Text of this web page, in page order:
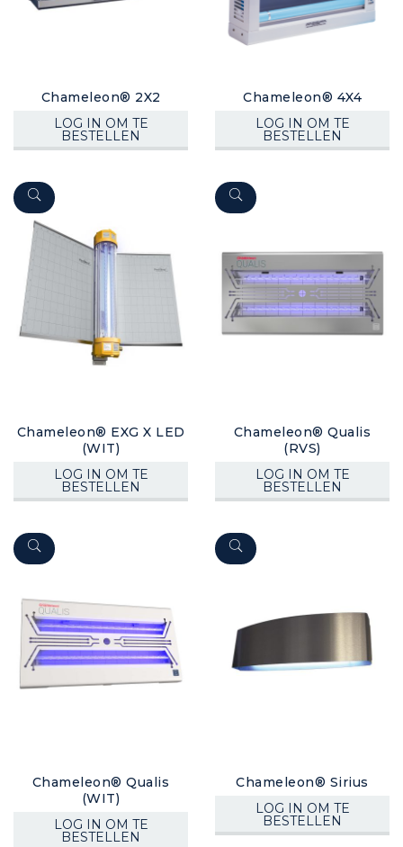
Chameleon® 2X2
LOG IN OM TE
BESTELLEN
Chameleon® 4X4
LOG IN OM TE
BESTELLEN
Chameleon® EXG X LED
(WIT)
LOG IN OM TE
BESTELLEN
Chameleon® Qualis
(RVS)
LOG IN OM TE
BESTELLEN
Chameleon® Qualis
(WIT)
LOG IN OM TE
BESTELLEN
Chameleon® Sirius
LOG IN OM TE
BESTELLEN